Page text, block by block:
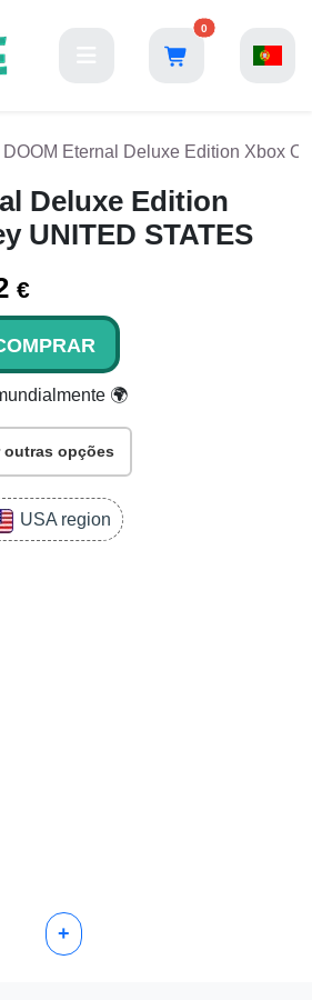
0
DOOM Eternal Deluxe Edition Xbox
Deluxe Edition
UNITED STATES
€
🌍
outras opções
USA region
+